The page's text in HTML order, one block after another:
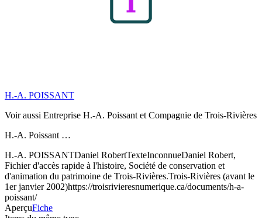
H.-A. POISSANT
Voir aussi Entreprise H.-A. Poissant et Compagnie de Trois-Rivières
H.-A. Poissant …
H.-A. POISSANTDaniel RobertTexteInconnueDaniel Robert,
Fichier d'accès rapide à l'histoire, Société de conservation et
d'animation du patrimoine de Trois-Rivières.Trois-Rivières (avant le
1er janvier 2002)https://troisrivieresnumerique.ca/documents/h-a-
poissant/
AperçuFiche